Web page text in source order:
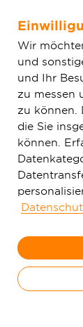
Zum
Württemberg
Wir
und
und Ihr
zu messen
zu können.
die Sie
können.